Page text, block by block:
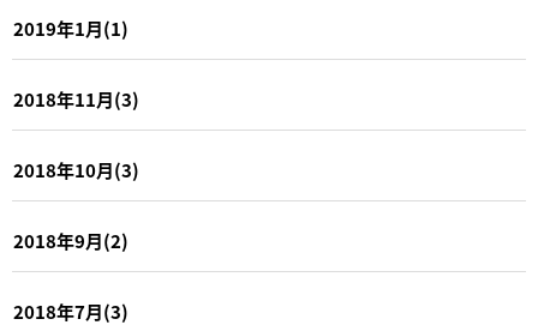
2019年1月(1)
2018年11月(3)
2018年10月(3)
2018年9月(2)
2018年7月(3)